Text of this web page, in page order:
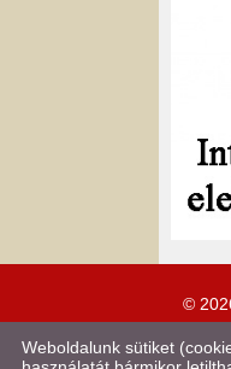
©
Weboldalunk sütiket